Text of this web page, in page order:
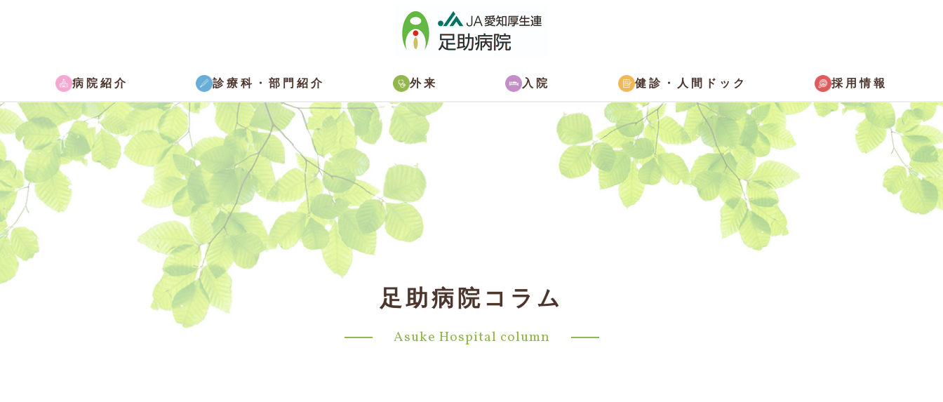
病院紹介 診療科・部門紹介 外来 入院 健診・ 人間ドック 採用情報
足助病院コラム
Asuke Hospital column